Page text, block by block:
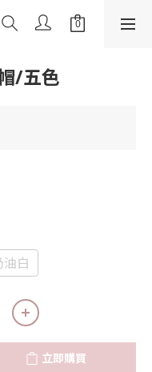
/五色
油白
立即購買